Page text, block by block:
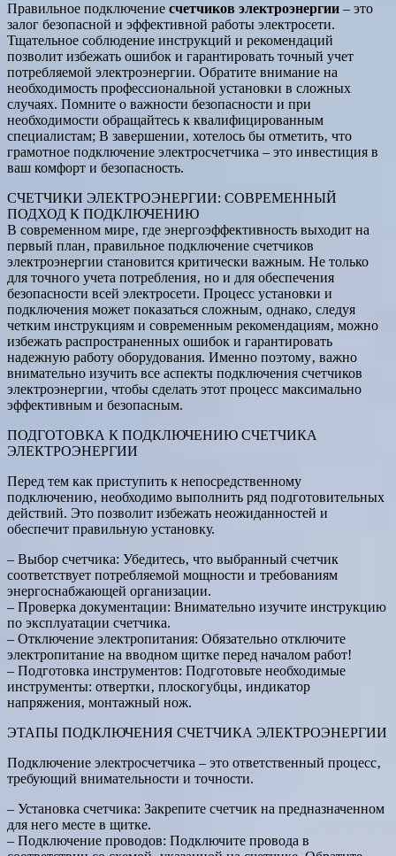
Правильное подключение счетчиков электроэнергии – это
залог безопасной и эффективной работы электросети.
Тщательное соблюдение инструкций и рекомендаций
позволит избежать ошибок и гарантировать точный учет
потребляемой электроэнергии. Обратите внимание на
необходимость профессиональной установки в сложных
случаях. Помните о важности безопасности и при
необходимости обращайтесь к квалифицированным
специалистам; В завершении‚ хотелось бы отметить‚ что
грамотное подключение электросчетчика – это инвестиция в
ваш комфорт и безопасность.
СЧЕТЧИКИ ЭЛЕКТРОЭНЕРГИИ: СОВРЕМЕННЫЙ
ПОДХОД К ПОДКЛЮЧЕНИЮ
В современном мире‚ где энергоэффективность выходит на
первый план‚ правильное подключение счетчиков
электроэнергии становится критически важным. Не только
для точного учета потребления‚ но и для обеспечения
безопасности всей электросети. Процесс установки и
подключения может показаться сложным‚ однако‚ следуя
четким инструкциям и современным рекомендациям‚ можно
избежать распространенных ошибок и гарантировать
надежную работу оборудования. Именно поэтому‚ важно
внимательно изучить все аспекты подключения счетчиков
электроэнергии‚ чтобы сделать этот процесс максимально
эффективным и безопасным.
ПОДГОТОВКА К ПОДКЛЮЧЕНИЮ СЧЕТЧИКА
ЭЛЕКТРОЭНЕРГИИ
Перед тем как приступить к непосредственному
подключению‚ необходимо выполнить ряд подготовительных
действий. Это позволит избежать неожиданностей и
обеспечит правильную установку.
– Выбор счетчика: Убедитесь‚ что выбранный счетчик
соответствует потребляемой мощности и требованиям
энергоснабжающей организации.
– Проверка документации: Внимательно изучите инструкцию
по эксплуатации счетчика.
– Отключение электропитания: Обязательно отключите
электропитание на вводном щитке перед началом работ!
– Подготовка инструментов: Подготовьте необходимые
инструменты: отвертки‚ плоскогубцы‚ индикатор
напряжения‚ монтажный нож.
ЭТАПЫ ПОДКЛЮЧЕНИЯ СЧЕТЧИКА ЭЛЕКТРОЭНЕРГИИ
Подключение электросчетчика – это ответственный процесс‚
требующий внимательности и точности.
– Установка счетчика: Закрепите счетчик на предназначенном
для него месте в щитке.
– Подключение проводов: Подключите провода в